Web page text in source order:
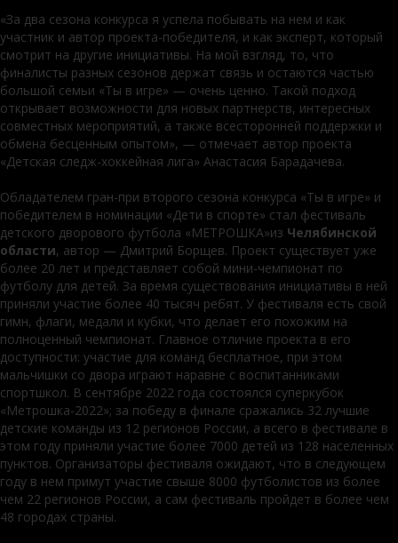
«За два сезона конкурса я успела побывать на нем и как
участник и автор проекта-победителя, и как эксперт, который
смотрит на другие инициативы. На мой взгляд, то, что
финалисты разных сезонов держат связь и остаются частью
большой семьи «Ты в игре» — очень ценно. Такой подход
открывает возможности для новых партнерств, интересных
совместных мероприятий, а также всесторонней поддержки и
обмена бесценным опытом», — отмечает автор проекта
«Детская следж-хоккейная лига» Анастасия Барадачева.
Обладателем гран-при второго сезона конкурса «Ты в игре» и
победителем в номинации «Дети в спорте» стал фестиваль
детского дворового футбола «МЕТРОШКА»из Челябинской
области, автор — Дмитрий Борщев. Проект существует уже
более 20 лет и представляет собой мини-чемпионат по
футболу для детей. За время существования инициативы в ней
приняли участие более 40 тысяч ребят. У фестиваля есть свой
гимн, флаги, медали и кубки, что делает его похожим на
полноценный чемпионат. Главное отличие проекта в его
доступности: участие для команд бесплатное, при этом
мальчишки со двора играют наравне с воспитанниками
спортшкол. В сентябре 2022 года состоялся суперкубок
«Метрошка-2022»; за победу в финале сражались 32 лучшие
детские команды из 12 регионов России, а всего в фестивале в
этом году приняли участие более 7000 детей из 128 населенных
пунктов. Организаторы фестиваля ожидают, что в следующем
году в нем примут участие свыше 8000 футболистов из более
чем 22 регионов России, а сам фестиваль пройдет в более чем
48 городах страны.